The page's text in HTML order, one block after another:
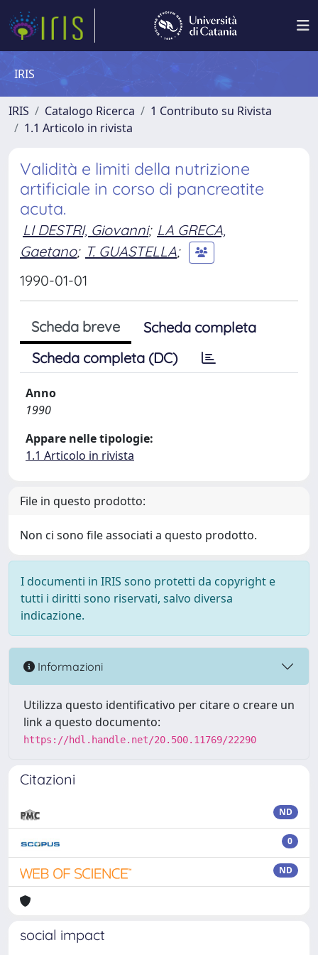
IRIS
IRIS Catalogo Ricerca
1 Contributo su Rivista
1.1 Articolo in rivista
Validità e limiti della nutrizione
artificiale in corso di pancreatite
acuta.
LI DESTRI, Giovanni; LA GRECA,
Gaetano; T. GUASTELLA;
1990-01-01
Scheda breve
Scheda completa
Scheda completa (DC)
Anno
1990
Appare nelle tipologie:
1.1 Articolo in rivista
File in questo prodotto:
Non ci sono file associati a questo prodotto.
I documenti in IRIS sono protetti da copyright e
tutti i diritti sono riservati, salvo diversa
indicazione.
Informazioni
Utilizza questo identificativo per citare o creare un
link a questo documento:
https://hdl.handle.net/20.500.11769/22290
Citazioni
ND
0
ND
social impact